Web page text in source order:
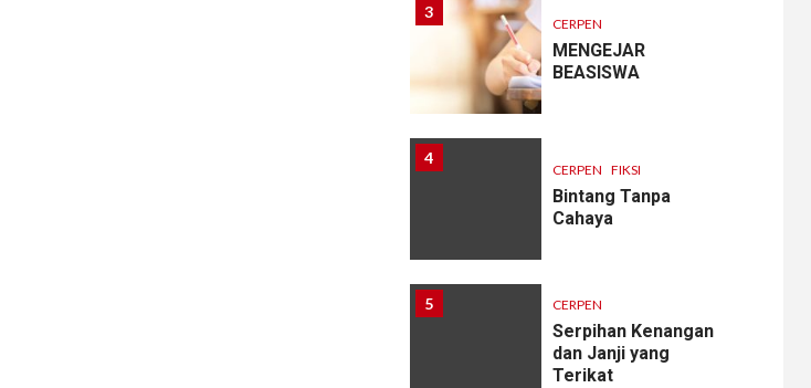
3
CERPEN
MENGEJAR
BEASISWA
4
CERPEN FIKSI
Bintang Tanpa
Cahaya
5 CERPEN
Serpihan Kenangan
dan Janji yang
Terikat